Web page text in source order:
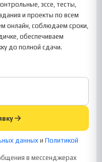
эссе, тесты,
и проекты по всем
онлайн, соблюдаем сроки,
обеспечиваем
до полной сдачи.
данных и Политикой
в мессенджерах